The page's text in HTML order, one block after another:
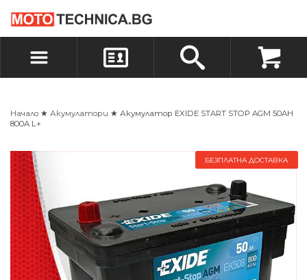
ВХОД
БЪРЗА ПОРЪЧКА ПОРЪЧКА
Начало ★ Акумулатори ★ Акумулатор EXIDE START STOP AGM 50AH
800A L+
БЕЗПЛАТНА ДОСТАВКА